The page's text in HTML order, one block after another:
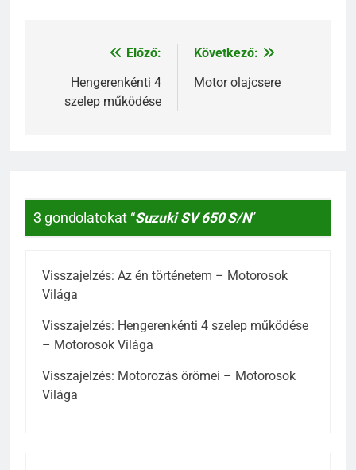
Bejegyzés
navigáció
Előző:
Hengerenkénti 4
szelep működése
Következő:
Motor olajcsere
3 gondolatokat “Suzuki SV 650 S/N”
Visszajelzés: Az én történetem – Motorosok
Világa
Visszajelzés: Hengerenkénti 4 szelep működése
– Motorosok Világa
Visszajelzés: Motorozás örömei – Motorosok
Világa